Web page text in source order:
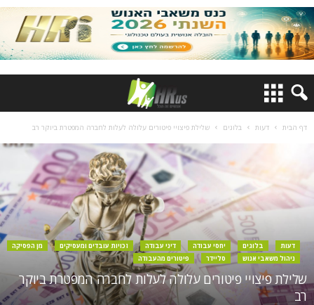
דף הבית דעות בלוגים שלילת פיצויי פיטורים עלולה לעלות לחברה המפטרת ביוקר רב
דעות בלוגים יחסי עבודה דיני עבודה זכויות עובדים ומעסיקים
מן הפסיקה
ניהול משאבי אנוש
סליידר פיטורים מהעבודה
שלילת פיצויי פיטורים עלולה לעלות לחברה המפטרת ביוקר
רב